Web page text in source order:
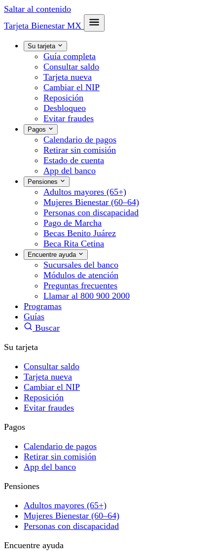
Saltar al contenido
Tarjeta Bienestar MX
Su tarjeta
Guía completa
Consultar saldo
Tarjeta nueva
Cambiar el NIP
Reposición
Desbloqueo
Evitar fraudes
Pagos
Calendario de pagos
Retirar sin comisión
Estado de cuenta
App del banco
Pensiones
Adultos mayores (65+)
Mujeres Bienestar (60–64)
Personas con discapacidad
Pago de Marcha
Becas Benito Juárez
Beca Rita Cetina
Encuentre ayuda
Sucursales del banco
Módulos de atención
Preguntas frecuentes
Llamar al 800 900 2000
Programas
Guías
Buscar
Su tarjeta
Consultar saldo
Tarjeta nueva
Cambiar el NIP
Reposición
Evitar fraudes
Pagos
Calendario de pagos
Retirar sin comisión
App del banco
Pensiones
Adultos mayores (65+)
Mujeres Bienestar (60–64)
Personas con discapacidad
Encuentre ayuda